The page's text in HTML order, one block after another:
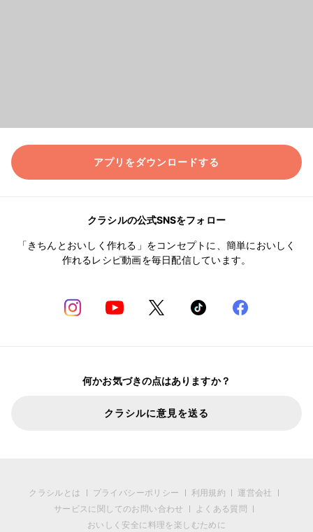
アプリをダウンロードする
クラシルの公式SNSをフォロー
「きちんとおいしく作れる」をコンセプトに、簡単においしく
作れるレシピ動画を毎日配信しています。
何かお気づきの点はありますか？
クラシルに意見を送る
クラシルとは プライバシーポリシー 利用規約
運営会社
サービスに関してのお問い合わせ
よくある質問
おいしく安全に料理を楽しむために